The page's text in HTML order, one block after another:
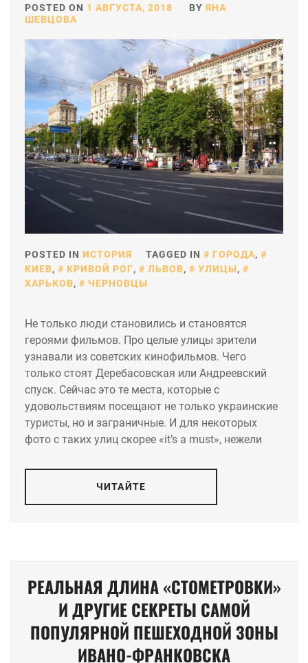
POSTED ON 1 АВГУСТА, 2018 BY ЯНА
ШЕВЦОВА
POSTED IN ИСТОРИЯ TAGGED IN ГОРОДА,
КИЕВ, КРИВОЙ РОГ, ЛЬВОВ, УЛИЦЫ,
ХАРЬКОВ, ЧЕРНОВЦЫ
Не только люди становились и становятся
героями фильмов. Про целые улицы зрители
узнавали из советских кинофильмов. Чего
только стоят Деребасовская или Андреевский
спуск. Сейчас это те места, которые с
удовольствиям посещают не только украинские
туристы, но и заграничные. И для некоторых
фото с таких улиц скорее «it’s a must», нежели
ЧИТАЙТЕ
РЕАЛЬНАЯ ДЛИНА «СТОМЕТРОВКИ»
И ДРУГИЕ СЕКРЕТЫ САМОЙ
ПОПУЛЯРНОЙ ПЕШЕХОДНОЙ ЗОНЫ
ИВАНО-ФРАНКОВСКА